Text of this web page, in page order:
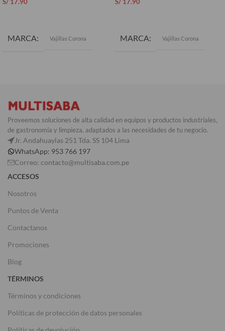
MARCA Vajillas Corona MARCA Vajillas Corona
Proveemos soluciones de alta calidad en equipos y productos industriales,
de gastronomía y limpieza, adaptados a las necesidades de tu negocio.
Jr. Andahuaylas 251 Tda. SS 104 Lima
WhatsApp: 953 766 197
Correo: contacto@multisaba.com.pe
ACCESOS
Nosotros
Puntos de Venta
Contactanos
Promociones
Blog
TÉRMINOS
Términos y condiciones
Políticas de protección de datos personales